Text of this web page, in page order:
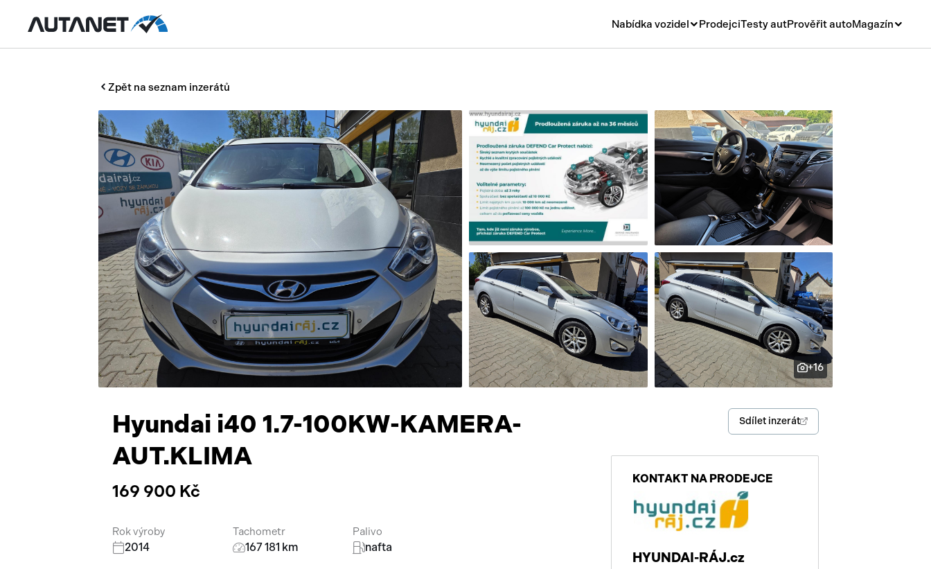
Nabídka vozidel
Nákladní
Obytná
Motorky
Přívěsy a návěsy
Autobusy
Pracovní stroje
Náhradní díly
Příslušenství
ProdejciTesty autPrověřit autoMagazín
Nové modely
Ojetiny
Auto a život
Videa
Zpět na seznam inzerátů
+16
Hyundai i40 1.7-100KW-KAMERA-
AUT.KLIMA
169 900 Kč
Rok výroby
2014
Tachometr
167 181 km
Palivo
nafta
Sdílet inzerát
KONTAKT NA PRODEJCE
HYUNDAI-RÁJ.cz